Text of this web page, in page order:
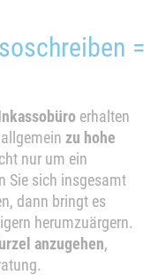
=
erhalten
zu hohe
nur um ein
Sie sich insgesamt
dann bringt es
herumzuärgern.
anzugehen,